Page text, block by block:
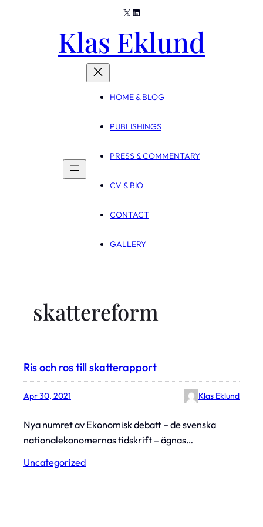
X LinkedIn
Klas Eklund
HOME & BLOG
PUBLISHINGS
PRESS & COMMENTARY
CV & BIO
CONTACT
GALLERY
skattereform
Ris och ros till skatterapport
Apr 30, 2021 Klas Eklund
Nya numret av Ekonomisk debatt – de svenska
nationalekonomernas tidskrift – ägnas…
Uncategorized